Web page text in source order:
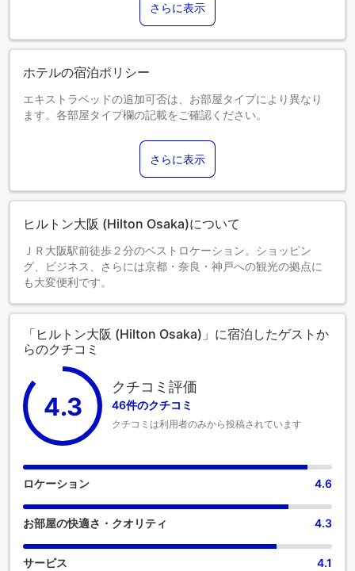
さらに表示
ホテルの宿泊ポリシー
エキストラベッドの追加可否は、お部屋タイプにより異なり
ます。各部屋タイプ欄の記載をご確認ください。
さらに表示
ヒルトン大阪 (Hilton Osaka)について
ＪＲ大阪駅前徒歩２分のベストロケーション。ショッピン
グ、ビジネス、さらには京都・奈良・神戸への観光の拠点に
も大変便利です。
「ヒルトン大阪 (Hilton Osaka)」に宿泊したゲストか
らのクチコミ
4.3
クチコミ評価
46件のクチコミ
クチコミは利用者のみから投稿されています
ロケーション 4.6
お部屋の快適さ・クオリティ 4.3
サービス 4.1